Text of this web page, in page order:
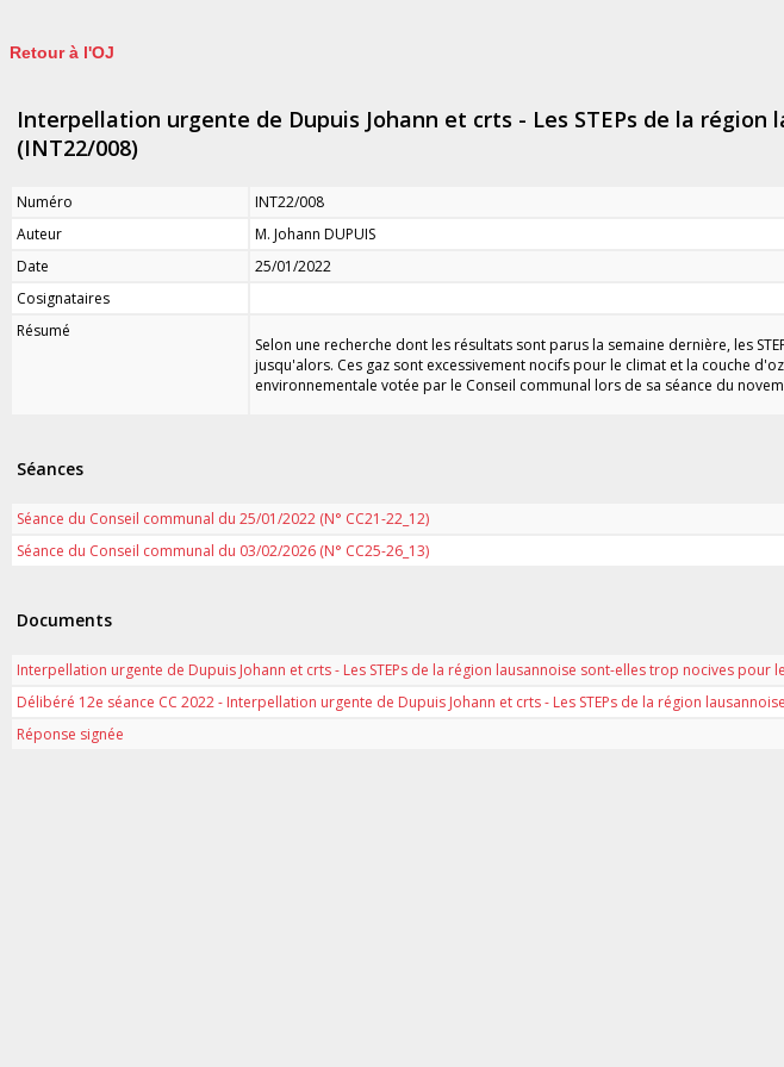
Retour à l'OJ
Interpellation urgente de Dupuis Johann et crts - Les STEPs de la
(INT22/008)
Numéro
INT22/008
Auteur
M. Johann DUPUIS
Date
25/01/2022
Cosignataires
Résumé
Selon une recherche dont les résultats sont parus la semaine dernière, les
jusqu'alors. Ces gaz sont excessivement nocifs pour le climat et la couche
environnementale votée par le Conseil communal lors de sa séance du
Séances
Séance du Conseil communal du 25/01/2022 (N° CC21-22_12)
Séance du Conseil communal du 03/02/2026 (N° CC25-26_13)
Documents
Interpellation urgente de Dupuis Johann et crts - Les STEPs de la région lausannoise sont-elles trop nocives pour
Délibéré 12e séance CC 2022 - Interpellation urgente de Dupuis Johann et crts - Les STEPs de la région
Réponse signée